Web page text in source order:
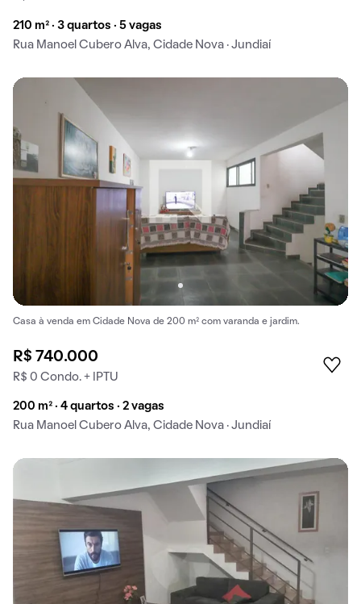
210 m² · 3 quartos · 5 vagas
Rua Manoel Cubero Alva, Cidade Nova · Jundiaí
Casa à venda em Cidade Nova de 200 m² com varanda e jardim.
R$ 740.000
R$ 0 Condo. + IPTU
200 m² · 4 quartos · 2 vagas
Rua Manoel Cubero Alva, Cidade Nova · Jundiaí